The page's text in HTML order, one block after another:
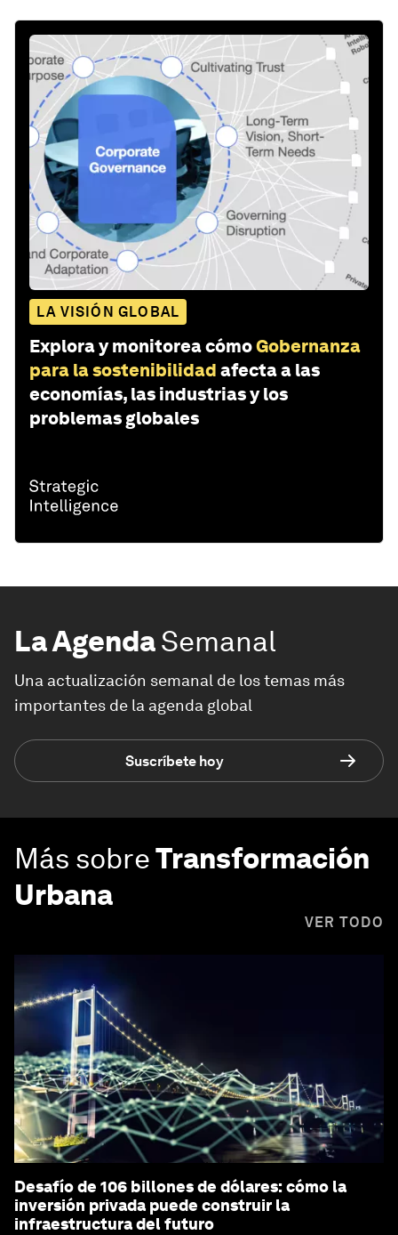
LA VISIÓN GLOBAL
Explora y monitorea cómoGobernanza
para la sostenibilidad afecta a las
economías, las industrias y los
problemas globales
La AgendaSemanal
Una actualización semanal de los temas más
importantes de la agenda global
Suscríbete hoy
Más sobreTransformación
Urbana
VER TODO
Desafío de 106 billones de dólares: cómo la
inversión privada puede construir la
infraestructura del futuro